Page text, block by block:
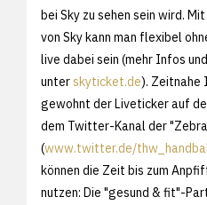
bei Sky zu sehen sein wird.
von Sky kann man flexibel
live dabei sein (mehr Infos
unterskyticket.de). Zeitnahe
gewohnt der Liveticker auf
dem Twitter-Kanal der
(www.twitter.de/
können die Zeit bis zum
nutzen: Die "gesund & fit"-